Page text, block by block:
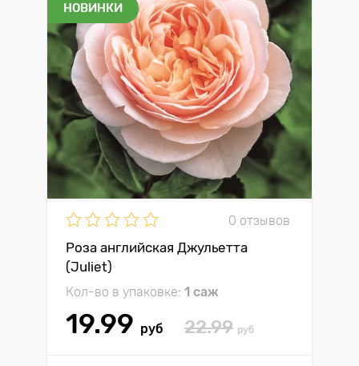
НОВИНКИ
0 отзывов
Роза английская Джульетта
(Juliet)
Кол-во в упаковке: 1 саж
19.99 руб 22.99 руб